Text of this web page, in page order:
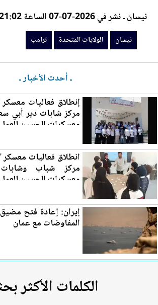
نيسان ـ نشر في 2026-07-07 الساعة 21:02
نيسان الولايات المتحدة ترامب
ـ أحدث الأخبار ـ
إنطلاق فعاليات
مركز شابات دير أبي س
معسكرات الحسين للعمل
انطلاق فعاليات
مركز شباب
معسكرات الحسين
إيران: إعادة فتح
المفاوضات مع عمان
الكلمات الأكثر